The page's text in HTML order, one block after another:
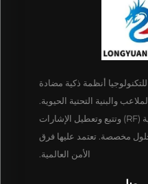
أنظمة ذكية مضادة
والبنية التحتية الحيوية.
كشف فوري للإشارات اللاسلكية (RF) وتتبع وتعطيل الإشارات
مخصصة. تعتمد عليها فرق
الأمن العالمية.